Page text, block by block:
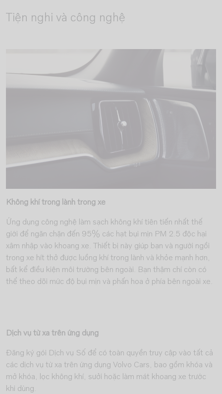
Tiện nghi và công nghệ
Không khí trong lành trong xe
Ứng dụng công nghệ làm sạch không khí tiên tiến nhất thế
giới để ngăn chặn đến 95% các hạt bụi mịn PM 2.5 độc hại
xâm nhập vào khoang xe. Thiết bị này giúp bạn và người ngồi
trong xe hít thở được luồng khí trong lành và khỏe mạnh hơn,
bất kể điều kiện môi trường bên ngoài. Bạn thậm chí còn có
thể theo dõi mức độ bụi mịn và phấn hoa ở phía bên ngoài xe.
Dịch vụ từ xa trên ứng dụng
Đăng ký gói Dịch vụ Số để có toàn quyền truy cập vào tất cả
các dịch vụ từ xa trên ứng dụng Volvo Cars, bao gồm khóa và
mở khóa, lọc không khí, sưởi hoặc làm mát khoang xe trước
khi dùng.